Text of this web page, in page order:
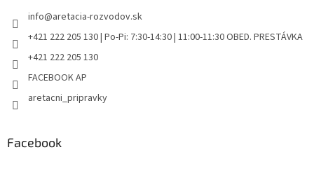
info@aretacia-rozvodov.sk
+421 222 205 130 | Po-Pi: 7:30-14:30 | 11:00-11:30 OBED. PRESTÁVKA
+421 222 205 130
FACEBOOK AP
aretacni_pripravky
Facebook